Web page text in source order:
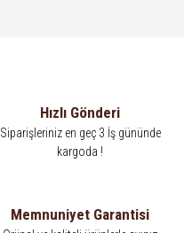
Hızlı Gönderi
Siparişleriniz en geç 3 İş gününde
kargoda !
Memnuniyet Garantisi